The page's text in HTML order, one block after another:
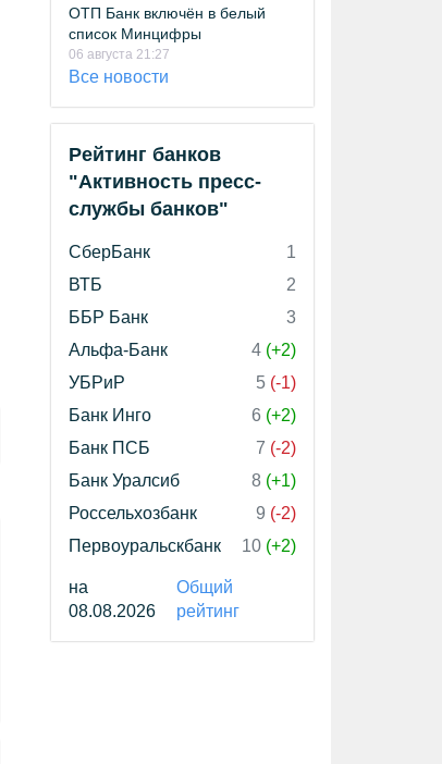
ОТП Банк включён в белый
список Минцифры
06 августа 21:27
Все новости
Рейтинг банков
"Активность пресс-
службы банков"
СберБанк
1
ВТБ
2
ББР Банк
3
Альфа-Банк
4 (+2)
УБРиР
5 (-1)
Банк Инго
6 (+2)
Банк ПСБ
7 (-2)
Банк Уралсиб
8 (+1)
Россельхозбанк
9 (-2)
Первоуральскбанк
10 (+2)
на
08.08.2026
Общий
рейтинг